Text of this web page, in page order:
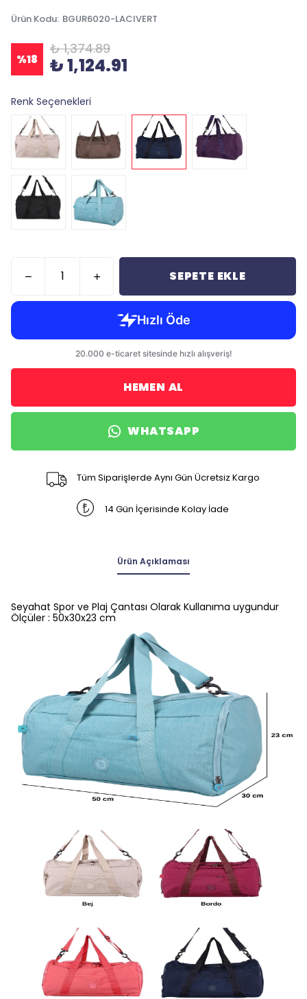
Ürün Kodu: BGUR6020-LACIVERT
%18
₺ 1,374.89
₺ 1,124.91
Renk Seçenekleri
SEPETE EKLE
HEMEN AL
WHATSAPP
Tüm Siparişlerde Aynı Gün Ücretsiz Kargo
14 Gün İçerisinde Kolay İade
Ürün Açıklaması
Seyahat Spor ve Plaj Çantası Olarak Kullanıma uygundur
Ölçüler : 50x30x23 cm